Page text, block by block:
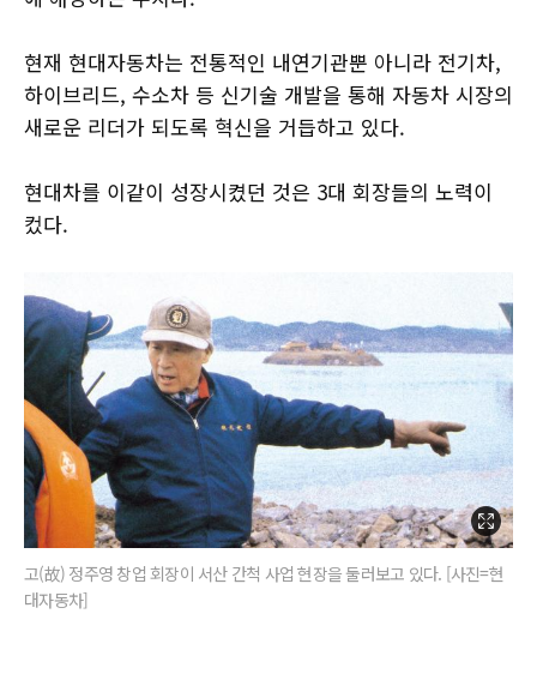
현재 현대자동차는 전통적인 내연기관뿐 아니라 전기차,
하이브리드, 수소차 등 신기술 개발을 통해 자동차 시장의
새로운 리더가 되도록 혁신을 거듭하고 있다.
현대차를 이같이 성장시켰던 것은 3대 회장들의 노력이
컸다.
고(故) 정주영 창업 회장이 서산 간척 사업 현장을 둘러보고 있다. [사진=현
대자동차]